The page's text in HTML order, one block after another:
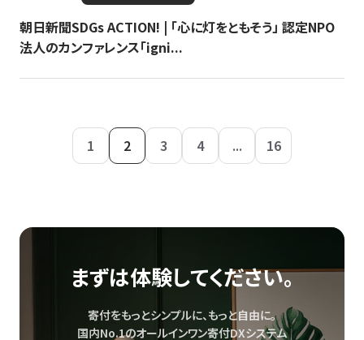
朝日新聞SDGs ACTION! | 「心に灯をともそう」 認定NPO
法人のカンファレンス「igni...
1 2 3 4 ... 16
まずは体験してください。
寄付をもっとシンプルに、もっと自由に。
国内No.1のオールインワン寄付DXシステム